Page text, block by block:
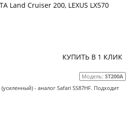
Land Cruiser 200, LEXUS LX570
КУПИТЬ В 1 КЛИК
Модель: ST200A
- аналог Safari SS87HF. Подходит